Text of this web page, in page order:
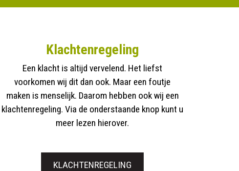
Klachtenregeling
Een klacht is altijd vervelend. Het liefst
voorkomen wij dit dan ook. Maar een foutje
maken is menselijk. Daarom hebben ook wij een
klachtenregeling. Via de onderstaande knop kunt u
meer lezen hierover.
KLACHTENREGELING